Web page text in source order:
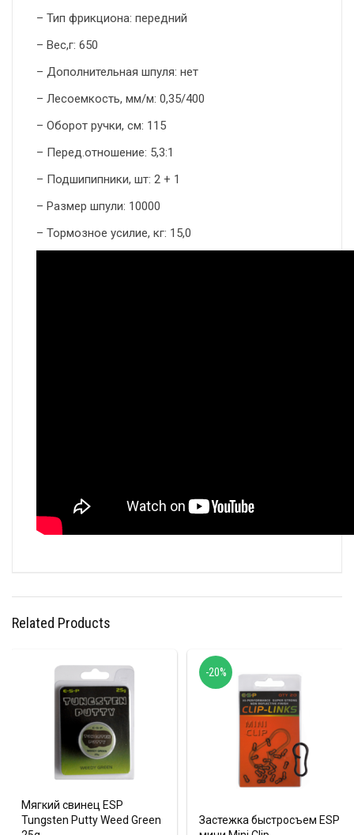
– Тип фрикциона: передний
– Вес,г: 650
– Дополнительная шпуля: нет
– Лесоемкость, мм/м: 0,35/400
– Оборот ручки, см: 115
– Перед.отношение: 5,3:1
– Подшипипники, шт: 2 + 1
– Размер шпули: 10000
– Тормозное усилие, кг: 15,0
Related Products
Мягкий свинец ESP
Tungsten Putty Weed Green
Застежка быстросъем ESP
-20%